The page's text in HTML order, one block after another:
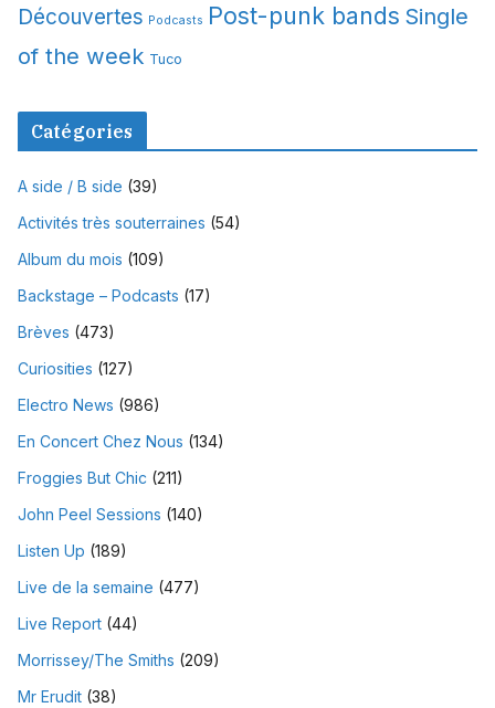
Découvertes Podcasts Post-punk bands Single
of the week Tuco
Catégories
A side / B side (39)
Activités très souterraines (54)
Album du mois (109)
Backstage – Podcasts (17)
Brèves (473)
Curiosities (127)
Electro News (986)
En Concert Chez Nous (134)
Froggies But Chic (211)
John Peel Sessions (140)
Listen Up (189)
Live de la semaine (477)
Live Report (44)
Morrissey/The Smiths (209)
Mr Erudit (38)